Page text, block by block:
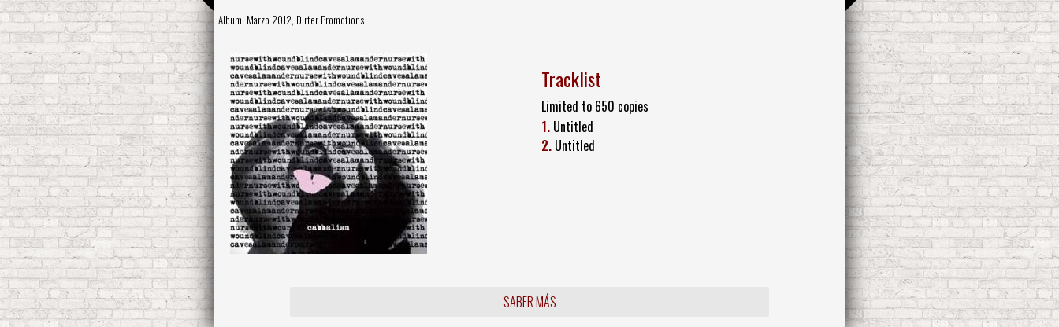
Album, Marzo 2012, Dirter Promotions
Tracklist
Limited to 650 copies
1. Untitled
2. Untitled
SABER MÁS